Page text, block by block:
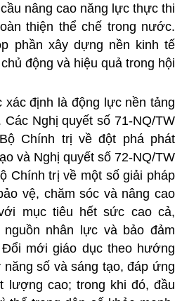
nâng cao năng lực thực thi
thiện thể chế trong nước.
phần xây dựng nền kinh tế
động và hiệu quả trong hội
định là động lực nền tảng
Nghị quyết số 71-NQ/TW
Chính trị về đột phá phát
và Nghị quyết số 72-NQ/TW
Chính trị về một số giải pháp
vệ, chăm sóc và nâng cao
mục tiêu hết sức cao cả,
nhân lực và bảo đảm
mới giáo dục theo hướng
số và sáng tạo, đáp ứng
lượng cao; trong khi đó, đầu